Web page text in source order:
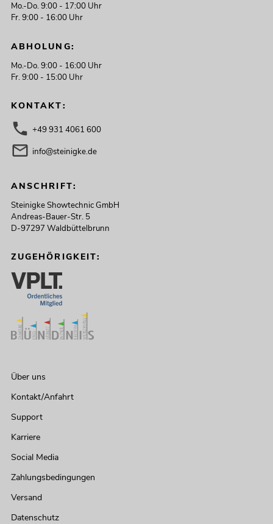
Mo.-Do. 9:00 - 17:00 Uhr
Fr. 9:00 - 16:00 Uhr
ABHOLUNG:
Mo.-Do. 9:00 - 16:00 Uhr
Fr. 9:00 - 15:00 Uhr
KONTAKT:
+49 931 4061 600
info@steinigke.de
ANSCHRIFT:
Steinigke Showtechnic GmbH
Andreas-Bauer-Str. 5
D-97297 Waldbüttelbrunn
ZUGEHÖRIGKEIT:
Über uns
Kontakt/Anfahrt
Support
Karriere
Social Media
Zahlungsbedingungen
Versand
Datenschutz